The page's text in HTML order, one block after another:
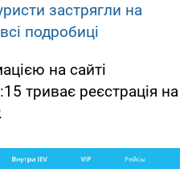
застрягли на
подробиці
на сайті
триває реєстрація на